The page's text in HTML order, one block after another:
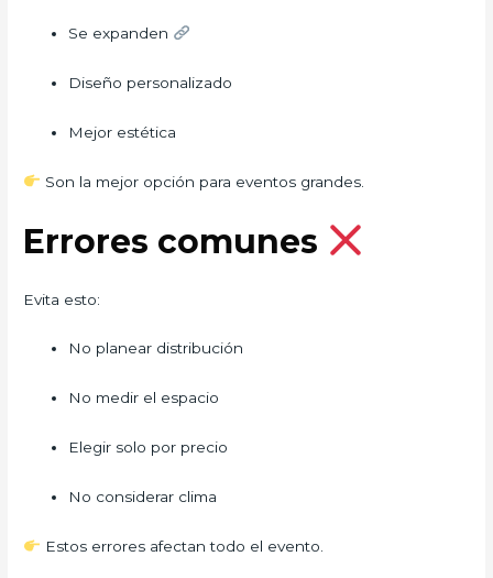
Se expanden
Diseño personalizado
Mejor estética
Son la mejor opción para eventos grandes.
Errores comunes
Evita esto:
No planear distribución
No medir el espacio
Elegir solo por precio
No considerar clima
Estos errores afectan todo el evento.